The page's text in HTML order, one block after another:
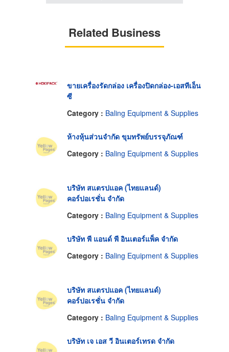
Related Business
ขายเครื่องรัดกล่อง เครื่องปิดกล่อง-เอสทีเอ็น
ซี
Category : Baling Equipment & Supplies
ห้างหุ้นส่วนจำกัด ขุมทรัพย์บรรจุภัณฑ์
Category : Baling Equipment & Supplies
บริษัท สแตรปแอค (ไทยแลนด์)
คอร์ปอเรชั่น จำกัด
Category : Baling Equipment & Supplies
บริษัท พี แอนด์ พี อินเตอร์แพ็ค จำกัด
Category : Baling Equipment & Supplies
บริษัท สแตรปแอค (ไทยแลนด์)
คอร์ปอเรชั่น จำกัด
Category : Baling Equipment & Supplies
บริษัท เจ เอส วี อินเตอร์เทรด จำกัด